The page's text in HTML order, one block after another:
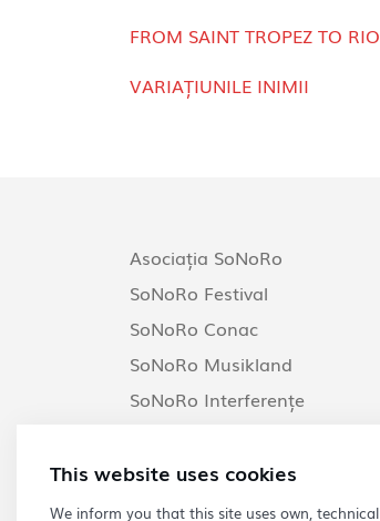
FROM SAINT TROPEZ TO RIO
VARIAȚIUNILE INIMII
Asociația SoNoRo
SoNoRo Festival
SoNoRo Conac
SoNoRo Musikland
SoNoRo Interferențe
This website uses cookies
We inform you that this site uses own, technical